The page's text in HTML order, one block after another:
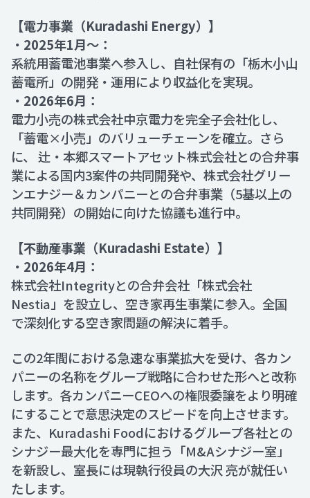
【電力事業（Kuradashi Energy）】
・ 2025年1月～：
系統用蓄電池事業へ参入し、自社保有の「栃木小山
蓄電所」の開発・運用により収益化を実現。
・ 2026年6月：
電力小売の株式会社中京電力を完全子会社化し、
「蓄電×小売」のバリューチェーンを確立。さら
に、 辻・本郷スマートアセット株式会社との合弁事
業による国内3案件の共同開発や、株式会社グリー
ンエナジー＆カンパニーとの合弁事業（5基以上の
共同開発）の開始に向けた協議も進行中。
【不動産事業（Kuradashi Estate）】
・ 2026年4月：
株式会社Integrityとの合弁会社「株式会社
Nestia」を設立し、空き家再生事業に参入。全国
で深刻化する空き家問題の解決に着手。
この2年間における急速な事業拡大を受け、各カン
パニーの名称をグループ戦略に合わせた形へと改称
します。各カンパニーCEOへの権限委譲をより明確
にすることで意思決定のスピードを向上させます。
また、Kuradashi Foodにおけるグループ各社との
シナジー最大化を専門に担う「M&Aシナジー室」
を新設し、室長には現執行役員の大沢 亮が就任い
たします。